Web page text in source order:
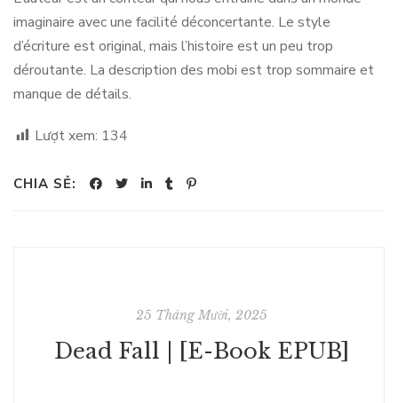
imaginaire avec une facilité déconcertante. Le style
d’écriture est original, mais l’histoire est un peu trop
déroutante. La description des mobi est trop sommaire et
manque de détails.
Lượt xem: 134
CHIA SẺ:
25 Tháng Mười, 2025
Dead Fall | [E-Book EPUB]